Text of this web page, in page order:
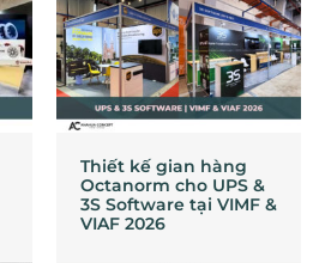
Thiết kế gian hàng
Octanorm cho UPS &
3S Software tại VIMF &
VIAF 2026